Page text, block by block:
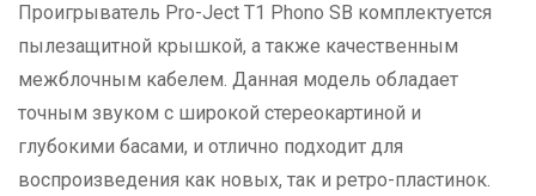
Проигрыватель Pro-Ject T1 Phono SB комплектуется
пылезащитной крышкой, а также качественным
межблочным кабелем. Данная модель обладает
точным звуком с широкой стереокартиной и
глубокими басами, и отлично подходит для
воспроизведения как новых, так и ретро-пластинок.